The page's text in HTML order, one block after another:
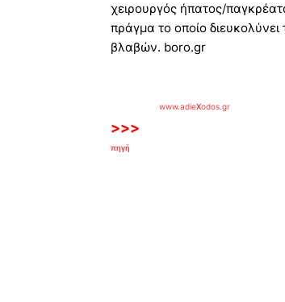
χειρουργός ήπατος/
πράγμα το οποίο
βλαβών. boro.gr
www.adieXodos.gr
>>>
πηγή